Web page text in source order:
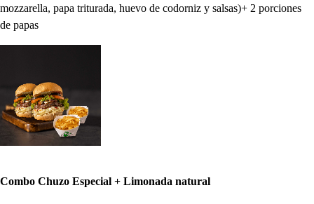
mozzarella, papa triturada, huevo de codorniz y salsas)+ 2 porciones
de papas
Combo Chuzo Especial + Limonada natural